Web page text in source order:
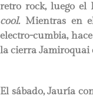
retro rock, luego el
cool. Mientras en
electro-cumbia,
la cierra Jamiroquai
El sábado, Jauría